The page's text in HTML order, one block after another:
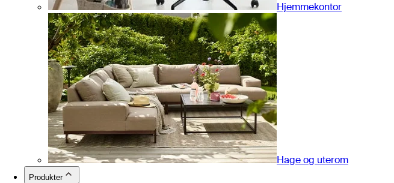
Hjemmekontor
Hage og uterom
Produkter